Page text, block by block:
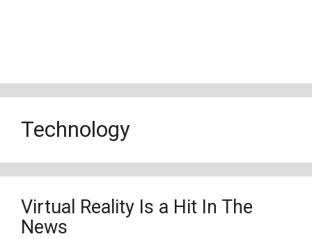
Technology
Virtual Reality Is a Hit In The
News